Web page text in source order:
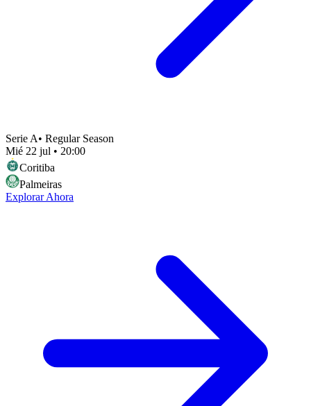
Serie A• Regular Season
Mié 22 jul • 20:00
Coritiba
Palmeiras
Explorar Ahora